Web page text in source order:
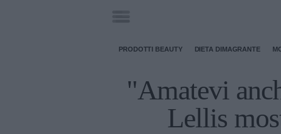
PRODOTTI BEAUTY DIETA DIMAGRANTE
"Amatevi
Lellis